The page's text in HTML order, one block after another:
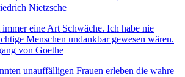
Nietzsche
eine Art Schwäche. Ich habe nie
Menschen undankbar gewesen wären.
von Goethe
unauffälligen Frauen erleben die wahre